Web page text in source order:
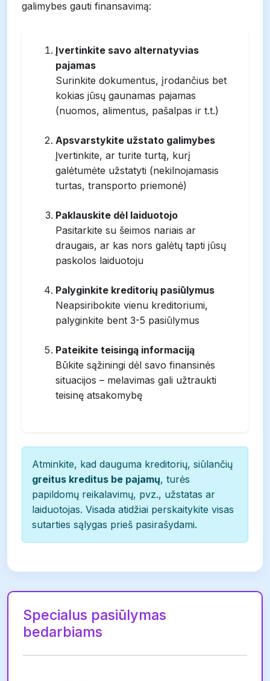
galimybes gauti finansavimą:
Įvertinkite savo alternatyvias
pajamas
Surinkite dokumentus, įrodančius bet
kokias jūsų gaunamas pajamas
(nuomos, alimentus, pašalpas ir t.t.)
Apsvarstykite užstato galimybes
Įvertinkite, ar turite turtą, kurį
galėtumėte užstatyti (nekilnojamasis
turtas, transporto priemonė)
Paklauskite dėl laiduotojo
Pasitarkite su šeimos nariais ar
draugais, ar kas nors galėtų tapti jūsų
paskolos laiduotoju
Palyginkite kreditorių pasiūlymus
Neapsiribokite vienu kreditoriumi,
palyginkite bent 3-5 pasiūlymus
Pateikite teisingą informaciją
Būkite sąžiningi dėl savo finansinės
situacijos – melavimas gali užtraukti
teisinę atsakomybę
Atminkite, kad dauguma kreditorių, siūlančių
greitus kreditus be pajamų, turės
papildomų reikalavimų, pvz., užstatas ar
laiduotojas. Visada atidžiai perskaitykite visas
sutarties sąlygas prieš pasirašydami.
Specialus pasiūlymas
bedarbiams